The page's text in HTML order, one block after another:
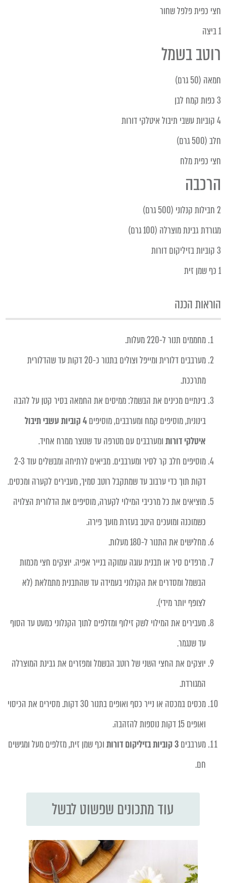
חצי כפית פלפל שחור
1 ביצה
רוטב בשמל
חמאה (50 גרם)
3 כפות קמח לבן
4 קוביות עשבי תיבול איטלקי דורות
חלב (500 גרם)
חצי כפית מלח
הרכבה
2 חבילות קנלוני (500 גרם)
מגורדת גבינת מוצרלה (100 גרם)
3 קוביות בזיליקום דורות
1 כף שמן זית
הוראות הכנה
מחממים תנור ל-220 מעלות.
מערבבים דלורית ומייפל וצולים בתנור כ-20 דקות עד שהדלורית
מתרככת.
בינתיים מכינים את הבשמל: ממיסים את החמאה בסיר קטן על להבה
בינונית, מוסיפים קמח ומערבבים, מוסיפים 4 קוביות עשבי תיבול
איטלקי דורותומערבבים עם מטרפה עד שנוצר ממרח אחיד.
מוסיפים חלב קר לסיר ומערבבים. מביאים לרתיחה ומבשלים עוד 2-3
דקות תוך כדי ערבוב עד שמתקבל רוטב סמיך, מעבירים לקערה ומכסים.
מוציאים את כל מרכיבי המילוי לקערה, מוסיפים את הדלורית הצלויה
כשמוכנה ומועכים היטב בעזרת מועך פירה.
מחלישים את התנור ל-180 מעלות.
מרפדים סיר או תבנית עוגה עמוקה בנייר אפיה. יוצקים חצי מכמות
הבשמל ומסדרים את הקנלוני בעמידה עד שהתבנית מתמלאת (לא
לצופף יותר מידי).
מעבירים את המילוי לשק זילוף ומזלפים לתוך הקנלוני כמעט עד הסוף
עד שנגמר.
יוצקים את החצי השני של רוטב הבשמל ומפזרים את גבינת המוצרלה
המגורדת.
מכסים במכסה או נייר כסף ואופים בתנור 30 דקות. מסירים את הכיסוי
ואופים 15 דקות נוספות להזהבה.
מערבבים3 קוביות בזיליקום דורות
וכף שמן זית, מזלפים מעל ומגישים
חם.
עוד מתכונים שפשוט לבשל